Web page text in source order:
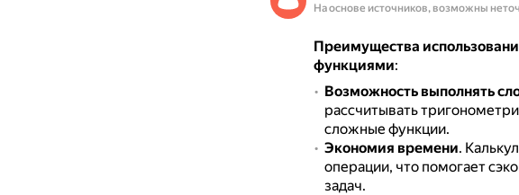
На основе источников, возможны
Преимущества
функциями:
Возможность выполнять
рассчитывать
сложные функции.
Экономия времени.
операции, что помогает
задач.